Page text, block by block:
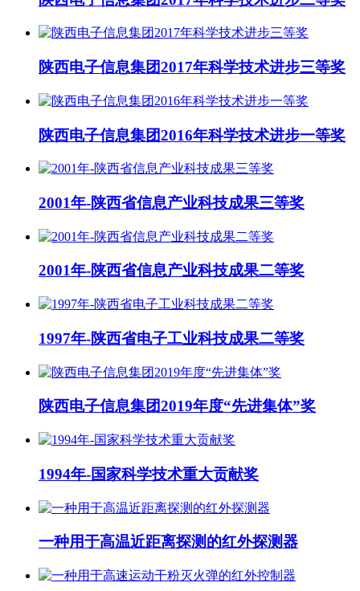
陕西电子信息集团2017年科学技术进步三等奖
陕西电子信息集团2016年科学技术进步一等奖
2001年-陕西省信息产业科技成果三等奖
2001年-陕西省信息产业科技成果二等奖
1997年-陕西省电子工业科技成果二等奖
陕西电子信息集团2019年度“先进集体”奖
1994年-国家科学技术重大贡献奖
一种用于高温近距离探测的红外探测器